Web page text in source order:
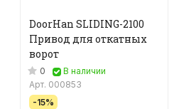
DoorHan SLIDING-2100
Привод для откатных
ворот
0
В наличии
Арт. 000853
-15%